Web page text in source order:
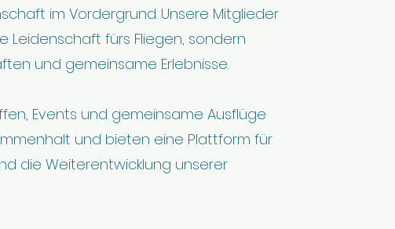
im Vordergrund. Unsere Mitglieder
Leidenschaft fürs Fliegen, sondern
und gemeinsame Erlebnisse.
Events und gemeinsame Ausflüge
und bieten eine Plattform für
die Weiterentwicklung unserer